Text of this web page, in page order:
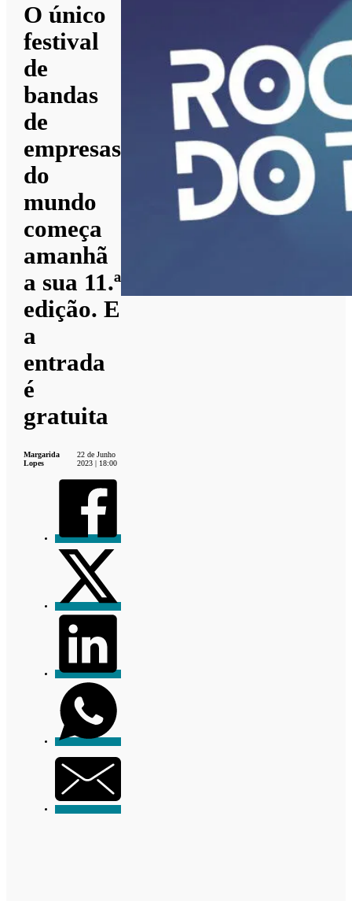
O único
festival
de
bandas
de
empresas
do
mundo
começa
amanhã
a sua 11.ª
edição. E
a
entrada
é
gratuita
Margarida
Lopes
22 de Junho
2023 | 18:00